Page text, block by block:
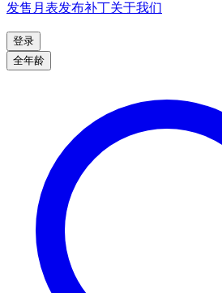
发售月表发布补丁关于我们
登录
全年龄